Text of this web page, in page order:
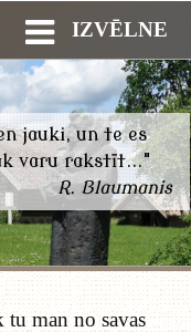
IZVĒLNE
jauki, un te es
varu rakstīt..."
R. Blaumanis
man no savas